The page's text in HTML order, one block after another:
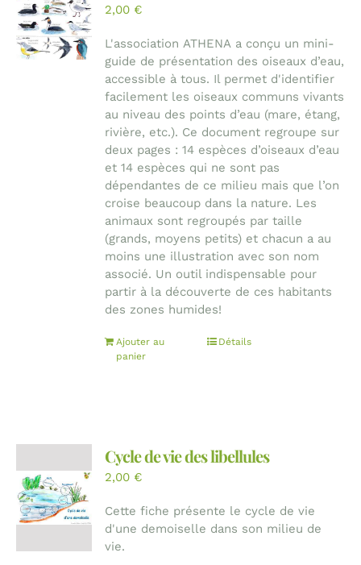
2,00 €
L'association ATHENA a conçu un mini-
guide de présentation des oiseaux d’eau,
accessible à tous. Il permet d'identifier
facilement les oiseaux communs vivants
au niveau des points d’eau (mare, étang,
rivière, etc.). Ce document regroupe sur
deux pages : 14 espèces d’oiseaux d’eau
et 14 espèces qui ne sont pas
dépendantes de ce milieu mais que l’on
croise beaucoup dans la nature. Les
animaux sont regroupés par taille
(grands, moyens petits) et chacun a au
moins une illustration avec son nom
associé. Un outil indispensable pour
partir à la découverte de ces habitants
des zones humides!
Ajouter au
panier
Détails
Cycle de vie des libellules
2,00 €
Cette fiche présente le cycle de vie
d'une demoiselle dans son milieu de
vie.